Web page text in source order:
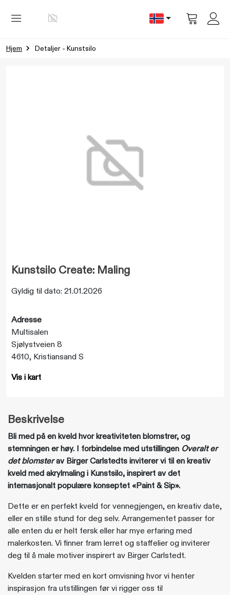
Hjem Detaljer - Kunstsilo
Kunstsilo Create: Maling
Gyldig til dato: 21.01.2026
Adresse
Multisalen
Sjølystveien 8
4610, Kristiansand S
Vis i kart
Beskrivelse
Bli med på en kveld hvor kreativiteten blomstrer, og
stemningen er høy. I forbindelse med utstillingen Overalt er
det blomsterav Birger Carlstedts inviterer vi til en kreativ
kveld med akrylmaling i Kunstsilo, inspirert av det
internasjonalt populære konseptet «Paint & Sip».
Dette er en perfekt kveld for vennegjengen, en kreativ date,
eller en stille stund for deg selv. Arrangementet passer for
alle enten du er helt fersk eller har mye erfaring med
malerkosten. Vi finner fram lerret og staffelier og inviterer
deg til å male motiver inspirert av Birger Carlstedt.
Kvelden starter med en kort omvisning hvor vi henter
inspirasjon fra utstillingen før vi rigger oss til